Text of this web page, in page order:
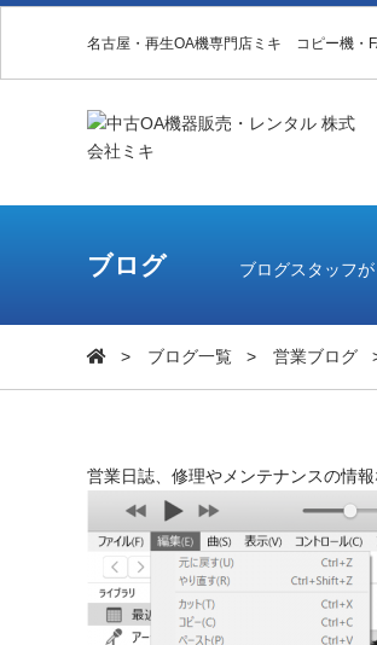
名古屋・再生OA機専門店ミキ コピー機・
ブログ ブログスタッフ
ブログ一覧 営業ブログ
営業日誌、修理やメンテナンスの情